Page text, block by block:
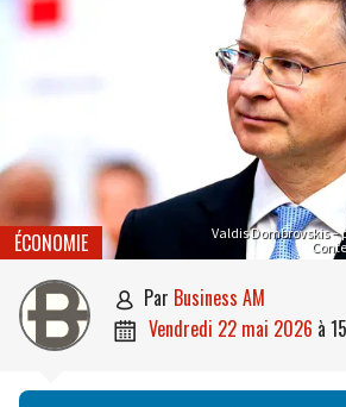
Valdis Dombrovskis
ÉCONOMIE
 par Business AM
 vendredi 22 mai 2026 à